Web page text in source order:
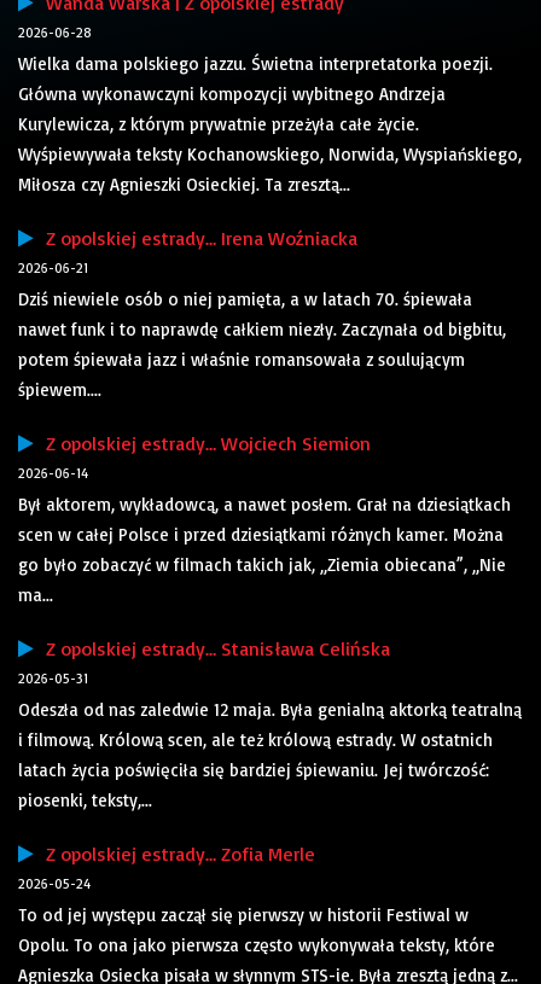
2026-06-28
Wielka dama polskiego jazzu. Świetna interpretatorka poezji.
Główna wykonawczyni kompozycji wybitnego Andrzeja
Kurylewicza, z którym prywatnie przeżyła całe życie.
Wyśpiewywała teksty Kochanowskiego, Norwida, Wyspiańskiego,
Miłosza czy Agnieszki Osieckiej. Ta zresztą...
Z opolskiej estrady… Irena Woźniacka
2026-06-21
Dziś niewiele osób o niej pamięta, a w latach 70. śpiewała
nawet funk i to naprawdę całkiem niezły. Zaczynała od bigbitu,
potem śpiewała jazz i właśnie romansowała z soulującym
śpiewem....
Z opolskiej estrady… Wojciech Siemion
2026-06-14
Był aktorem, wykładowcą, a nawet posłem. Grał na dziesiątkach
scen w całej Polsce i przed dziesiątkami różnych kamer. Można
go było zobaczyć w filmach takich jak, „Ziemia obiecana”, „Nie
ma...
Z opolskiej estrady… Stanisława Celińska
2026-05-31
Odeszła od nas zaledwie 12 maja. Była genialną aktorką teatralną
i filmową. Królową scen, ale też królową estrady. W ostatnich
latach życia poświęciła się bardziej śpiewaniu. Jej twórczość:
piosenki, teksty,...
Z opolskiej estrady… Zofia Merle
2026-05-24
To od jej występu zaczął się pierwszy w historii Festiwal w
Opolu. To ona jako pierwsza często wykonywała teksty, które
Agnieszka Osiecka pisała w słynnym STS-ie. Była zresztą jedną z...